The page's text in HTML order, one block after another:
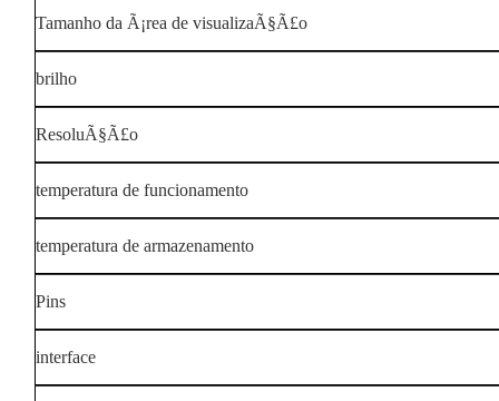
Tamanho da Ã¡rea de visualizaÃ§Ã£o
brilho
ResoluÃ§Ã£o
temperatura de funcionamento
temperatura de armazenamento
Pins
interface